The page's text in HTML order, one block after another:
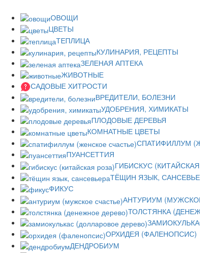
ОВОЩИ
ЦВЕТЫ
ТЕПЛИЦА
КУЛИНАРИЯ, РЕЦЕПТЫ
ЗЕЛЕНАЯ АПТЕКА
ЖИВОТНЫЕ
САДОВЫЕ ХИТРОСТИ
ВРЕДИТЕЛИ, БОЛЕЗНИ
УДОБРЕНИЯ, ХИМИКАТЫ
ПЛОДОВЫЕ ДЕРЕВЬЯ
КОМНАТНЫЕ ЦВЕТЫ
СПАТИФИЛЛУМ
ПУАНСЕТТИЯ
ГИБИСКУС
ТЁЩИН ЯЗЫК,
ФИКУС
АНТУРИУМ
ТОЛСТЯНКА
ОРХИДЕЯ (ФАЛЕНОПСИС)
ДЕНДРОБИУМ